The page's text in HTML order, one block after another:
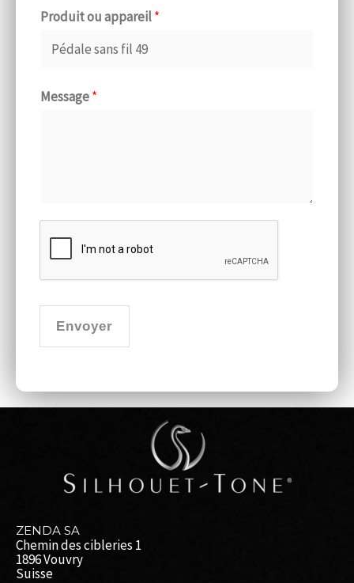
Produit ou appareil*
Message*
Envoyer
ZENDA SA
Chemin des cibleries 1
1896 Vouvry
Suisse